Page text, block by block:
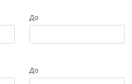
До
До